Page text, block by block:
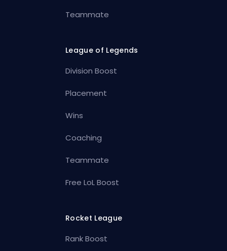
Teammate
League of Legends
Division Boost
Placement
Wins
Coaching
Teammate
Free LoL Boost
Rocket League
Rank Boost